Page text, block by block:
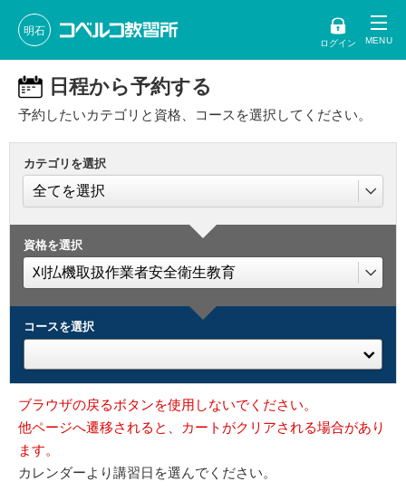
明石
ログイン
日程から予約する
予約したいカテゴリと資格、コースを選択してください。
カテゴリを選択
資格を選択
コースを選択
ブラウザの戻るボタンを使用しないでください。
他ページへ遷移されると、カートがクリアされる場合があり
ます。
カレンダーより講習日を選んでください。